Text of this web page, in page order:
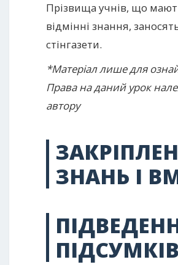
Прізвища учнів, що
відмінні знання,
стінгазети.
*Матеріал лише для
Права на даний урок
автору
ЗНАНЬ І
ПІДСУМКІВ